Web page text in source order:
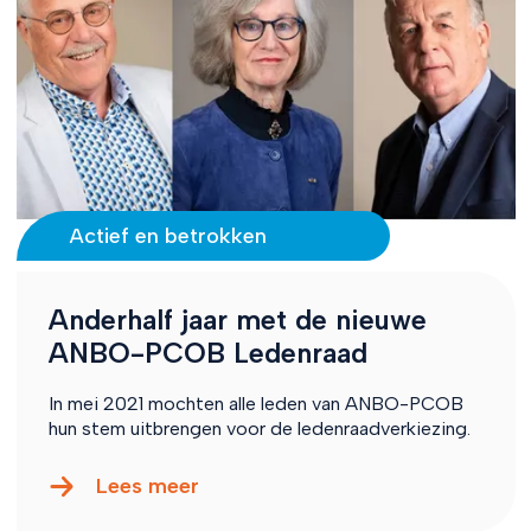
Actief en betrokken
Anderhalf jaar met de nieuwe
ANBO-PCOB Ledenraad
In mei 2021 mochten alle leden van ANBO-PCOB
hun stem uitbrengen voor de ledenraadverkiezing.
Lees meer